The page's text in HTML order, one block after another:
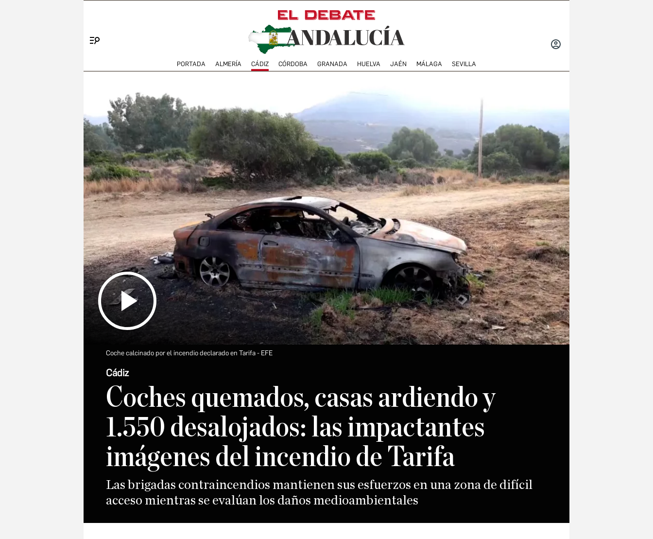
PORTADA ALMERÍA CÁDIZ CÓRDOBA GRANADA HUELVA JAÉN MÁLAGA SEVILLA
Coche calcinado por el incendio declarado en Tarifa EFE
Cádiz
Coches quemados, casas ardiendo y
1.550 desalojados: las impactantes
imágenes del incendio de Tarifa
Las brigadas contraincendios mantienen sus esfuerzos en una zona de difícil
acceso mientras se evalúan los daños medioambientales